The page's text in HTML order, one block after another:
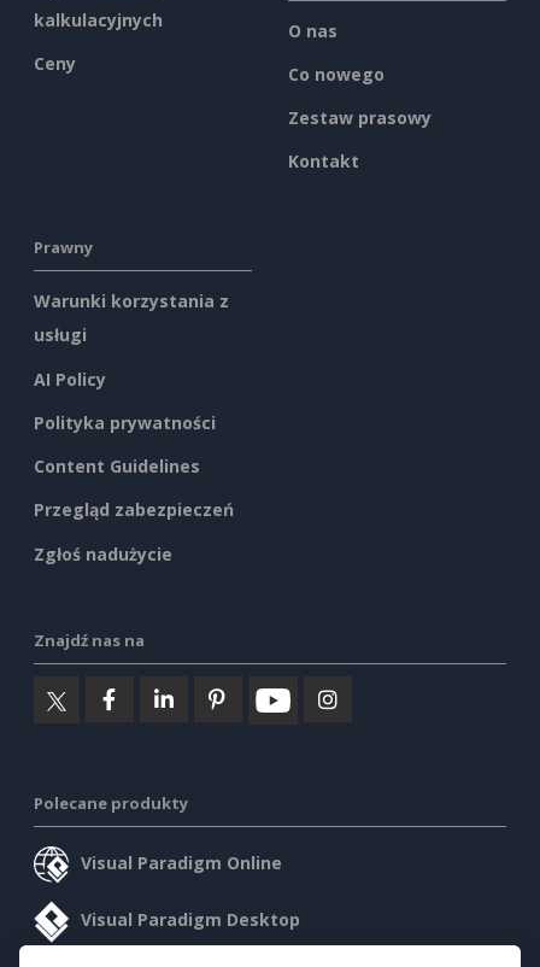
kalkulacyjnych
Ceny
O nas
Co nowego
Zestaw prasowy
Kontakt
Prawny
Warunki korzystania z
usługi
AI Policy
Polityka prywatności
Content Guidelines
Przegląd zabezpieczeń
Zgłoś nadużycie
Znajdź nas na
Polecane produkty
Visual Paradigm Online
Visual Paradigm Desktop